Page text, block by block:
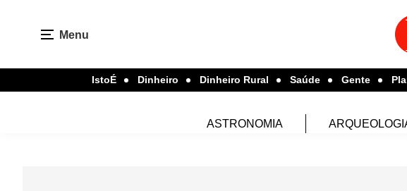
Menu
IstoÉ Dinheiro Dinheiro Rural Saúde Gente
ASTRONOMIA